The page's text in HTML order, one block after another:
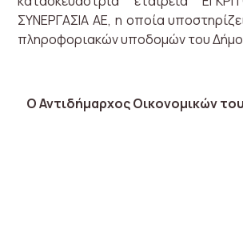
ΣΥΝΕΡΓΑΣΙΑ ΑΕ, η οποία
πληροφοριακών υποδομών του
Ο Αντιδήμαρχος Οικονομικών